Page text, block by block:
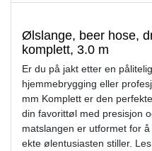
Ølslange, beer hose,
komplett, 3.0 m
Er du på jakt etter en
hjemmebrygging eller
mm Komplett er den
din favorittøl med presisjon
matslangen er utformet for
ekte ølentusiasten stiller.